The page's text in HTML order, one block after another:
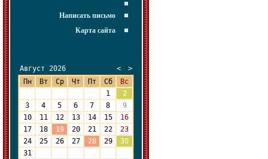
Написать письмо
Карта сайта
Август 2026 <
>
Пн
Вт Ср Чт Пт Сб
Вс
1
2
3
4 5 6 7 8
9
10
11 12 13 14 15
16
17
18 19 20 21 22
23
24
25 26 27 28 29
30
31